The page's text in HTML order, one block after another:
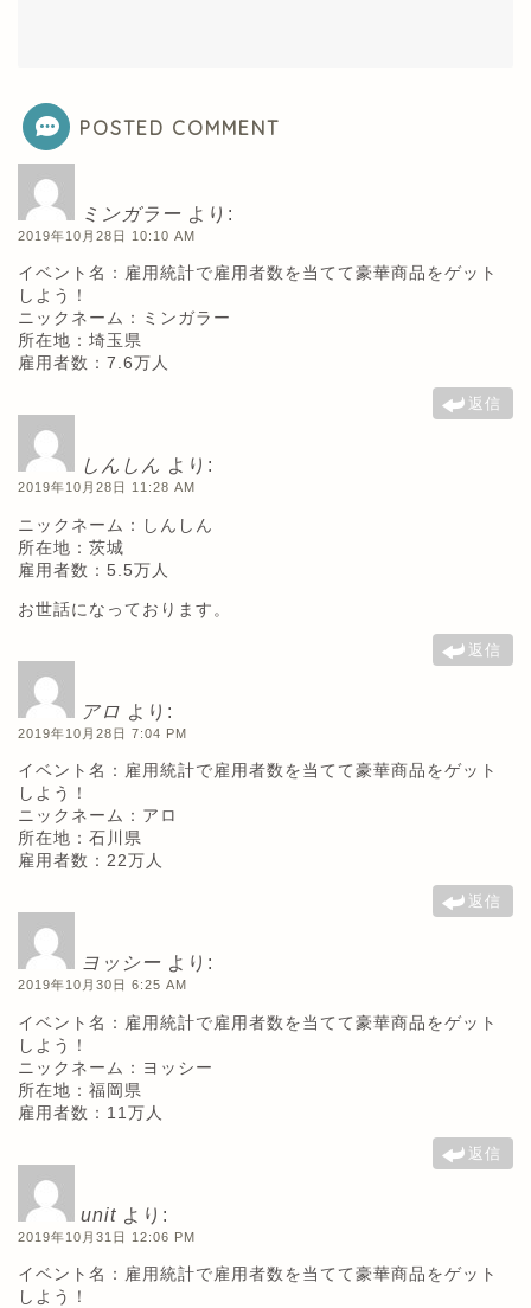
POSTED COMMENT
ミンガラー より:
2019年10月28日 10:10 AM
イベント名：雇用統計で雇用者数を当てて豪華商品をゲット
しよう！
ニックネーム：ミンガラー
所在地：埼玉県
雇用者数：7.6万人
返信
しんしん より:
2019年10月28日 11:28 AM
ニックネーム：しんしん
所在地：茨城
雇用者数：5.5万人
お世話になっております。
返信
アロ より:
2019年10月28日 7:04 PM
イベント名：雇用統計で雇用者数を当てて豪華商品をゲット
しよう！
ニックネーム：アロ
所在地：石川県
雇用者数：22万人
返信
ヨッシー より:
2019年10月30日 6:25 AM
イベント名：雇用統計で雇用者数を当てて豪華商品をゲット
しよう！
ニックネーム：ヨッシー
所在地：福岡県
雇用者数：11万人
返信
unit より:
2019年10月31日 12:06 PM
イベント名：雇用統計で雇用者数を当てて豪華商品をゲット
しよう！